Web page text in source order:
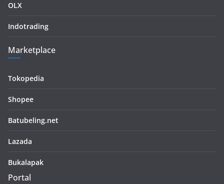
OLX
Indotrading
Marketplace
Tokopedia
Shopee
Batubeling.net
Lazada
Bukalapak
Portal